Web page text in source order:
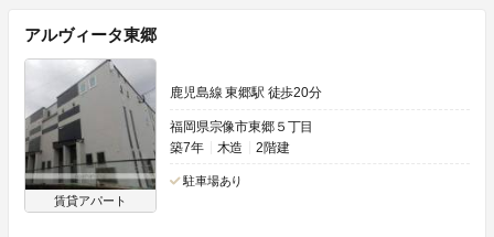
アルヴィータ東郷
賃貸アパート
鹿児島線 東郷駅 徒歩20分
福岡県宗像市東郷５丁目
築7年
木造 2階建
駐車場あり